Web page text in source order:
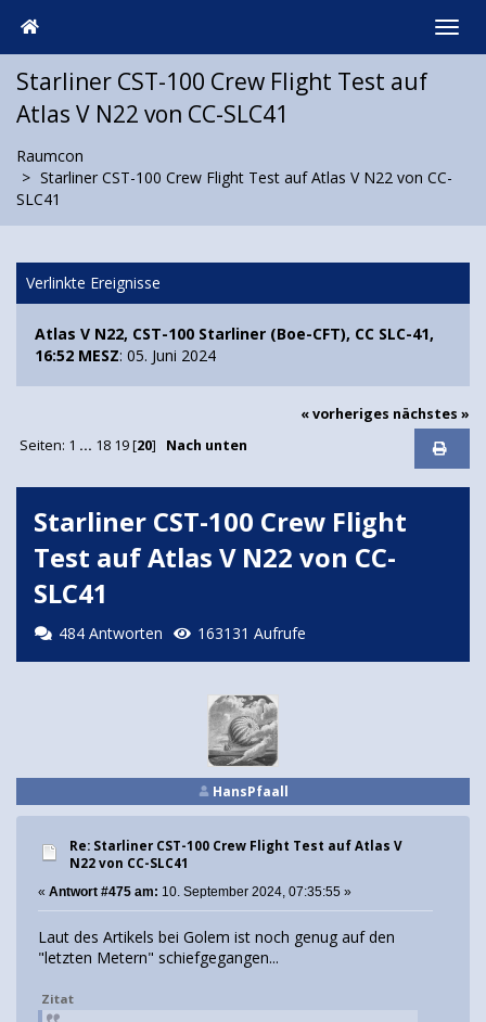
Starliner CST-100 Crew Flight Test auf
Atlas V N22 von CC-SLC41
Raumcon
Starliner CST-100 Crew Flight Test auf Atlas V N22 von CC-
SLC41
Verlinkte Ereignisse
Atlas V N22, CST-100 Starliner (Boe-CFT), CC SLC-41,
16:52 MESZ: 05. Juni 2024
« vorheriges nächstes »
Seiten: 1 ... 18 19[20] Nach unten
Starliner CST-100 Crew Flight
Test auf Atlas V N22 von CC-
SLC41
484 Antworten 163131 Aufrufe
HansPfaall
Re: Starliner CST-100 Crew Flight Test auf Atlas V
N22 von CC-SLC41
« Antwort #475 am: 10. September 2024, 07:35:55 »
Laut des Artikels bei Golem ist noch genug auf den
"letzten Metern" schiefgegangen...
Zitat